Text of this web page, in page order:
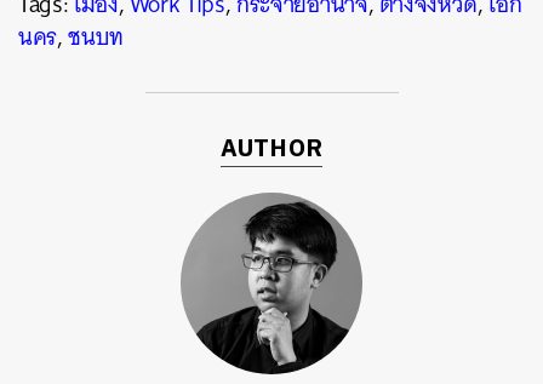
นคร,ชนบท
AUTHOR